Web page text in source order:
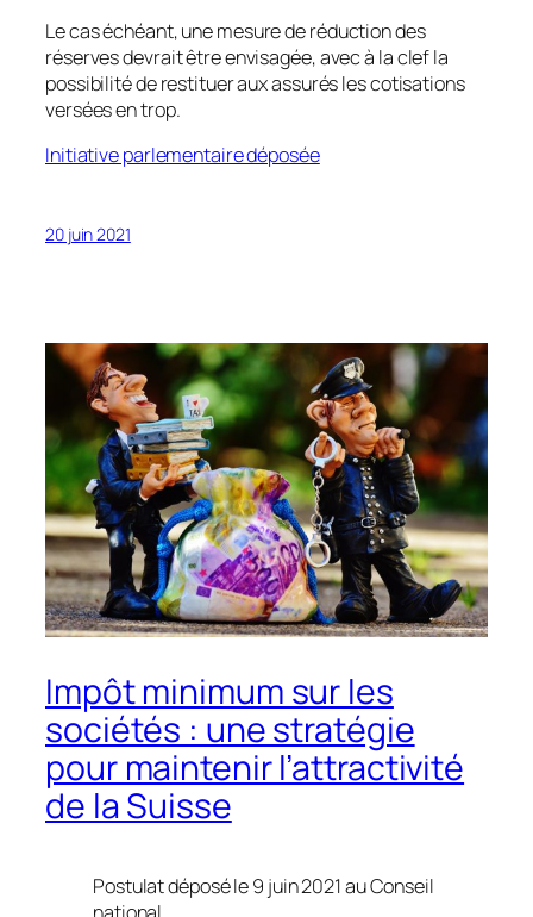
Le cas échéant, une mesure de réduction des
réserves devrait être envisagée, avec à la clef la
possibilité de restituer aux assurés les cotisations
versées en trop.
Initiative parlementaire déposée
20 juin 2021
Impôt minimum sur les
sociétés : une stratégie
pour maintenir l’attractivité
de la Suisse
Postulat déposé le 9 juin 2021 au Conseil
national